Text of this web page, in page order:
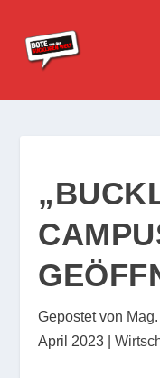
Gepostet von
April 2023 |